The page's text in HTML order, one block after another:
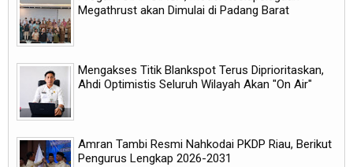
Megathrust akan Dimulai di Padang Barat
Mengakses Titik Blankspot Terus Diprioritaskan,
Ahdi Optimistis Seluruh Wilayah Akan "On Air"
Amran Tambi Resmi Nahkodai PKDP Riau, Berikut
Pengurus Lengkap 2026-2031